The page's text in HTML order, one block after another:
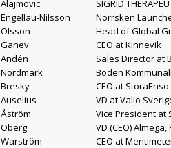
Alajmovic
SIGRID
Engellau-Nilsson
Norrsken
Olsson
Head of Global
Ganev
CEO at Kinnevik
Andén
Sales Director at
Nordmark
Boden
Bresky
CEO at StoraEnso
Auselius
VD at Valio
Åström
Vice President at
Öberg
VD (CEO) Almega,
Warström
CEO at